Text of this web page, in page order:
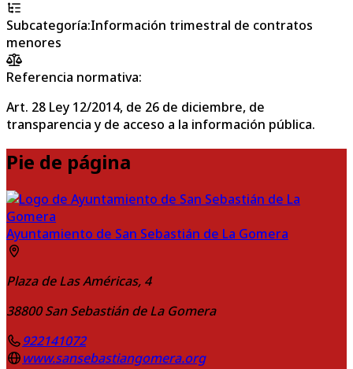
Subcategoría:Información trimestral de contratos
menores
Referencia normativa:
Art. 28 Ley 12/2014, de 26 de diciembre, de
transparencia y de acceso a la información pública.
Pie de página
Ayuntamiento de San Sebastián de La Gomera
Plaza de Las Américas, 4
38800 San Sebastián de La Gomera
922141072
www.sansebastiangomera.org